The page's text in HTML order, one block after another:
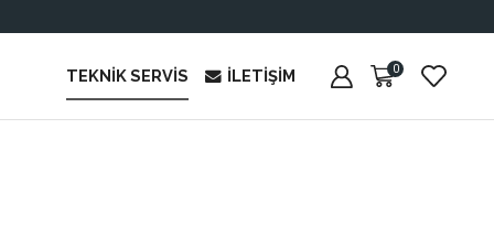
TEKNIK SERVIS İLETIŞIM 0